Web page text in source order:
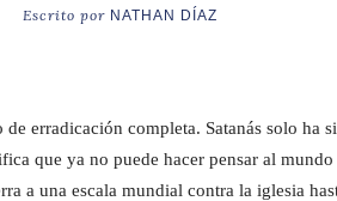
Escrito por NATHAN DÍAZ
erradicación completa. Satanás solo ha
que ya no puede hacer pensar al
a una escala mundial contra la iglesia